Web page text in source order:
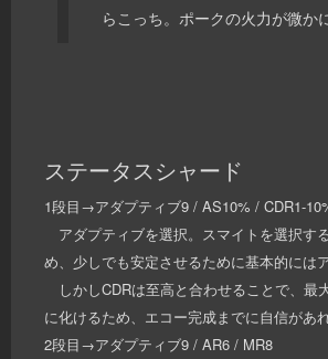
らこっち。ポークの火力が微か
ステータスシャード
1段目→アダプティブ9 / AS10% / CDR1-
アダプティブを選択。スマイトを選択す
め、少しでも安定させるために基本的には
しかしCDRは至高と合わせることで、最
に化けるため、エコー完成までに自信があ
2段目→アダプティブ9 / AR6 / MR8